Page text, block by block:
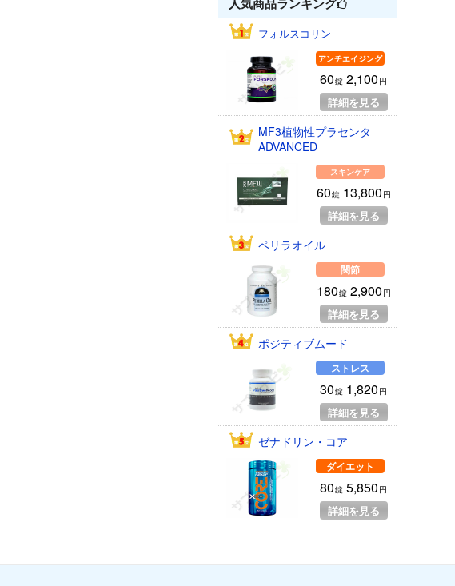
フォルスコリン
アンチエイジング
60錠 2,100 円
詳細を見る
MF3植物性プラセンタ
ADVANCED
スキンケア
60錠13,800 円
詳細を見る
ペリラオイル
関節
180錠2,900 円
詳細を見る
ポジティブムード
ストレス
30錠 1,820 円
詳細を見る
ゼナドリン・コア
ダイエット
80錠 5,850 円
詳細を見る